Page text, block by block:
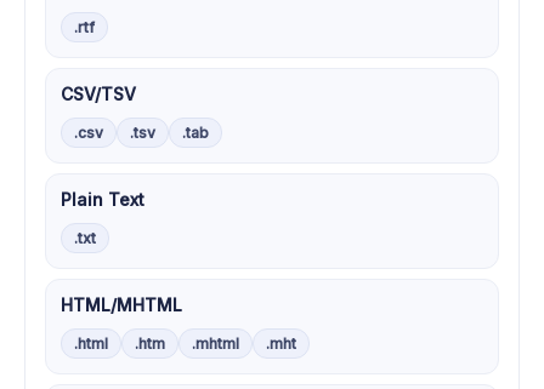
.rtf
CSV/TSV
.csv .tsv .tab
Plain Text
.txt
HTML/MHTML
.html .htm .mhtml .mht